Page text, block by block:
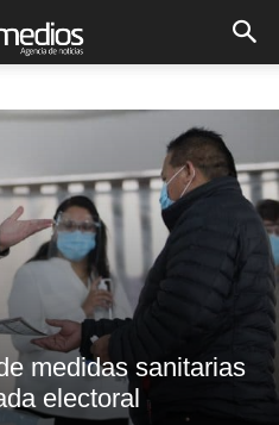
medidas sanitarias
electoral